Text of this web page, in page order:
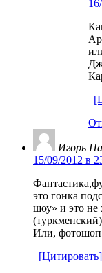
Игорь
15/09/2012 в
это гонка
шоу» и это не
Или,
[Цитировать]